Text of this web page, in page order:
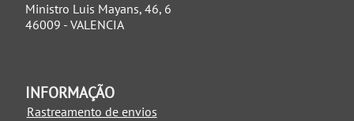
Ministro Luis Mayans, 46, 6
46009 - VALENCIA
INFORMAÇÃO
Rastreamento de envios